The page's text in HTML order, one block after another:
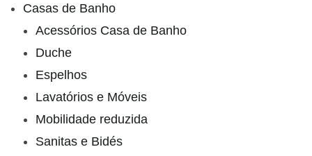
Casas de Banho
Acessórios Casa de Banho
Duche
Espelhos
Lavatórios e Móveis
Mobilidade reduzida
Sanitas e Bidés